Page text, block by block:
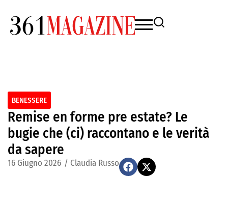
BENESSERE
Remise en forme pre estate? Le
bugie che (ci) raccontano e le verità
da sapere
16 Giugno 2026 / Claudia Russo